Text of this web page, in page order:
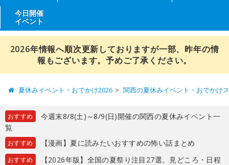
今日開催
イベント
2026年情報へ順次更新しておりますが一部、昨年の情
報もございます。予めご了承ください。
夏休みイベント・おでかけ2026 関西の夏休みイベント・おでかけ
おすすめ
今週末8/8(土)～8/9(日)開催の関西の夏休みイベント一
覧
おすすめ 【漫画】夏に読みたいおすすめの怖い話まとめ
おすすめ
【2026年版】全国の夏祭り注目27選。見どころ・日程